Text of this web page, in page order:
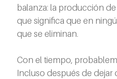
balanza: la producción
que significa que en
que se eliminan.
Con el tiempo,
Incluso después de dejar